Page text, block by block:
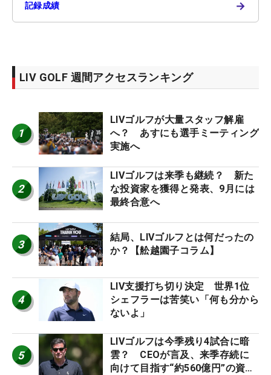
記録成績 →
LIV GOLF 週間アクセスランキング
1
LIVゴルフが大量スタッフ解雇
へ？ あすにも選手ミーティング
実施へ
2
LIVゴルフは来季も継続？ 新た
な投資家を獲得と発表、9月には
最終合意へ
3
結局、LIVゴルフとは何だったの
か？【舩越園子コラム】
4
LIV支援打ち切り決定 世界1位
シェフラーは苦笑い「何も分から
ないよ」
5
LIVゴルフは今季残り4試合に暗
雲？ CEOが言及、来季存続に
向けて目指す“約560億円”の資金